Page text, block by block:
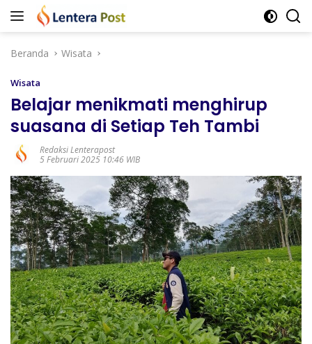
Langsung
Beranda
Wisata
Wisata
Belajar menikmati menghirup
suasana di Setiap Teh Tambi
Redaksi Lenterapost
5 Februari 2025 10:46 WIB